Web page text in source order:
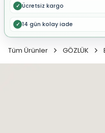
✓ Ücretsiz kargo
✓ 14 gün kolay iade
Tüm Ürünler GÖZLÜK